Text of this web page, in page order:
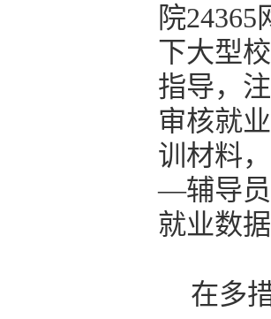
院
下大型
指导，
审核就
训材料
—辅导
就业数
在多